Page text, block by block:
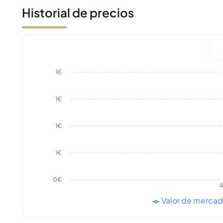
Historial de precios
0€
1€
1€
1€
1€
Valor de